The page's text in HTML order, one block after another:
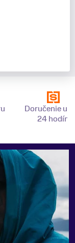
Doručenie už
24 hodín